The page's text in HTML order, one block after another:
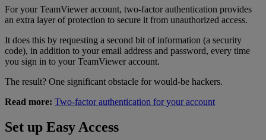
For your TeamViewer account, two-factor authentication provides
an extra layer of protection to secure it from unauthorized access.
It does this by requesting a second bit of information (a security
code), in addition to your email address and password, every time
you sign in to your TeamViewer account.
The result? One significant obstacle for would-be hackers.
Read more: Two-factor authentication for your account
Set up Easy Access